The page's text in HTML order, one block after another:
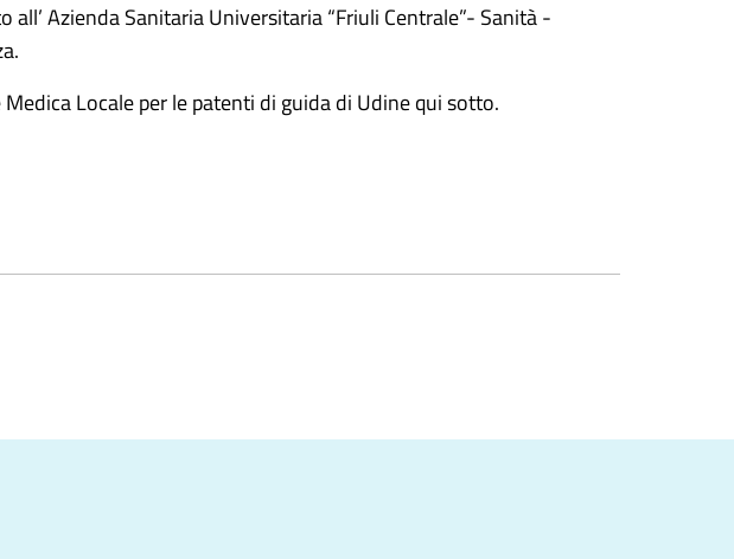
Azienda Sanitaria Universitaria “Friuli Centrale”- Sanità -
Locale per le patenti di guida di Udine qui sotto.